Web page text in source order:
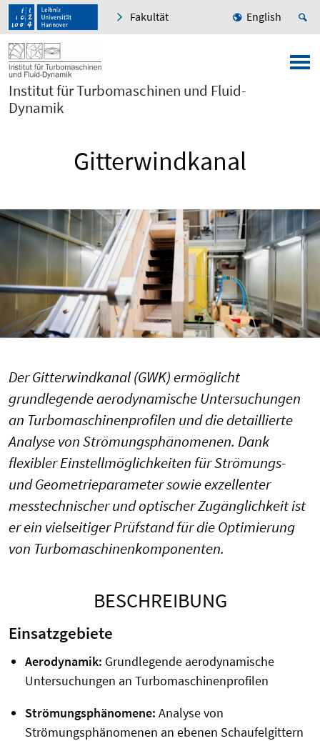
Fakultät English
Institut für Turbomaschinen und Fluid-
Dynamik
Gitterwindkanal
Der Gitterwindkanal (GWK) ermöglicht
grundlegende aerodynamische Untersuchungen
an Turbomaschinenprofilen und die detaillierte
Analyse von Strömungsphänomenen. Dank
flexibler Einstellmöglichkeiten für Strömungs-
und Geometrieparameter sowie exzellenter
messtechnischer und optischer Zugänglichkeit ist
er ein vielseitiger Prüfstand für die Optimierung
von Turbomaschinenkomponenten.
BESCHREIBUNG
Einsatzgebiete
Aerodynamik: Grundlegende aerodynamische
Untersuchungen an Turbomaschinenprofilen
Strömungsphänomene: Analyse von
Strömungsphänomenen an ebenen Schaufelgittern